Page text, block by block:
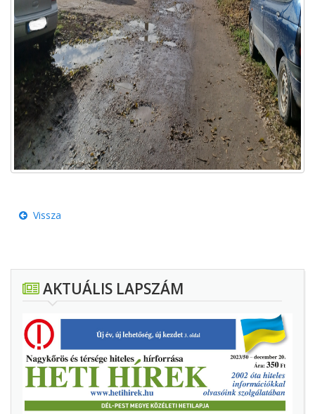
Vissza
AKTUÁLIS LAPSZÁM